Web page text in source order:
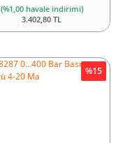
(%1,00 havale indirimi)
3.402,80 TL
%15